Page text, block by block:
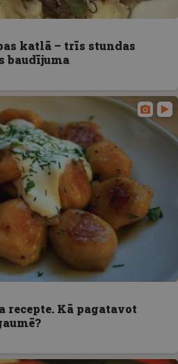
katlā – trīs stundas
baudījuma
recepte. Kā pagatavot